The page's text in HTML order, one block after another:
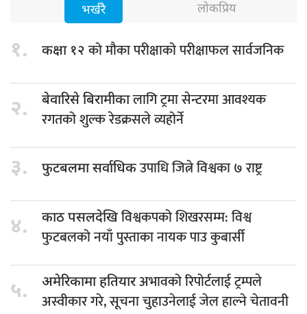
भर्खरै लोकप्रिय
१. कक्षा १२को मौका परीक्षाको परीक्षाफल सार्वजनिक
२. बेवारिसे बिरामीकालागि ट्रमा सेन्टरमा आवश्यक
रगतको शुल्क रेडक्रसले व्यहोर्ने
३. फुटबलमा सर्वाधिकउपाधि जित्ने विश्वका ७ राष्ट्र
४. काठ पसलदेखिविश्वकपको शिखरसम्म: विश्व
फुटबलको नयाँ पुस्ताका नायक पाउ कुबार्सी
५. अमेरिकामा हतियारअभावको रिपोर्टलाई ट्रम्पले
अस्वीकार गरे, सूचना चुहाउनेलाई जेल हाल्ने चेतावनी